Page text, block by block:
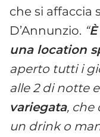
che si affaccia
D’Annunzio. “
una location
aperto tutti i
alle 2 di notte
variegata, che
un drink o